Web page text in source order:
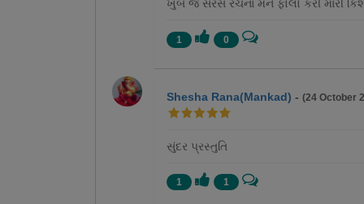
ખુબ જ સરસ રચનાં મને ફોલો કરી મારી
1 0
Shesha Rana(Mankad) -(24 October
સુંદર પ્રસ્તુતિ
1 1